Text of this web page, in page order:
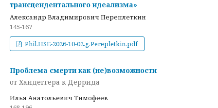
трансцендентального идеализма»
Александр Владимирович Переплеткин
145-167
Phil.HSE-2026-10-02.g.Perepletkin.pdf
Проблема смерти как (не)возможности
от Хайдеггера к Деррида
Илья Анатольевич Тимофеев